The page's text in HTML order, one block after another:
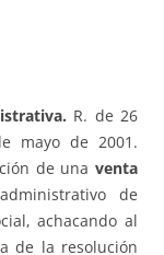
R. de 26
mayo de 2001.
de una venta
de
achacando al
de la resolución